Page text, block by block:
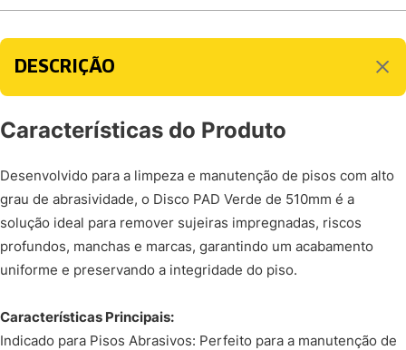
DESCRIÇÃO
Características do Produto
Desenvolvido para a limpeza e manutenção de pisos com alto
grau de abrasividade, o Disco PAD Verde de 510mm é a
solução ideal para remover sujeiras impregnadas, riscos
profundos, manchas e marcas, garantindo um acabamento
uniforme e preservando a integridade do piso.
Características Principais:
Indicado para Pisos Abrasivos: Perfeito para a manutenção de